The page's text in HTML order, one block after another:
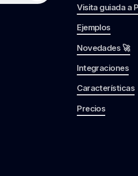
Visita guiada a
Ejemplos
Novedades 🚀
Integraciones
Características
Precios